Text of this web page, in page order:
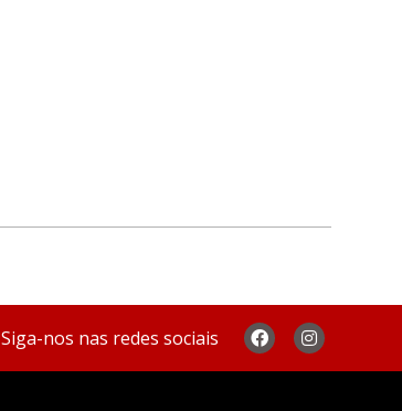
Siga-nos nas redes sociais